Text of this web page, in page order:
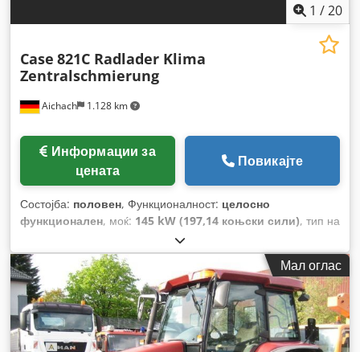
1 /20
Aichach 1.128 km
Case 821C Radlader Klima
Zentralschmierung
цената
Повикајте
Состојба: половен, Функционалност: целосно
функционален, моќ: 145 kW (197,14 коњски сили), тип на
, работна тежина:
Година на изградба:2000, работни часови:8.000 h,
Опрема:кабина, клима уред, централизирана система
за подмачкување,
Мал оглас